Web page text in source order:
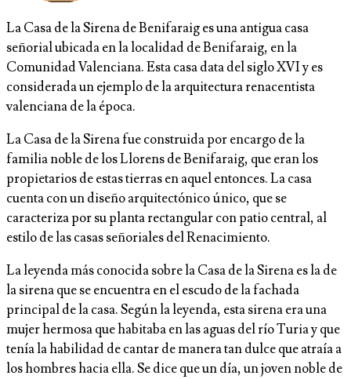
La Casa de la Sirena de Benifaraig es una antigua casa
señorial ubicada en la localidad de Benifaraig, en la
Comunidad Valenciana. Esta casa data del siglo XVI y es
considerada un ejemplo de la arquitectura renacentista
valenciana de la época.
La Casa de la Sirena fue construida por encargo de la
familia noble de los Llorens de Benifaraig, que eran los
propietarios de estas tierras en aquel entonces. La casa
cuenta con un diseño arquitectónico único, que se
caracteriza por su planta rectangular con patio central, al
estilo de las casas señoriales del Renacimiento.
La leyenda más conocida sobre la Casa de la Sirena es la de
la sirena que se encuentra en el escudo de la fachada
principal de la casa. Según la leyenda, esta sirena era una
mujer hermosa que habitaba en las aguas del río Turia y que
tenía la habilidad de cantar de manera tan dulce que atraía a
los hombres hacia ella. Se dice que un día, un joven noble de